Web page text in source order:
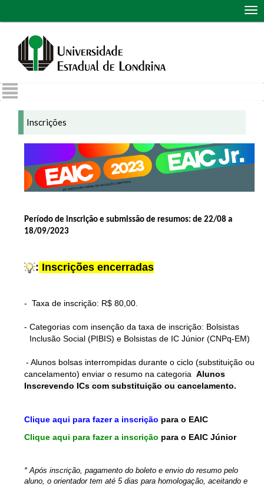
Inscrições
Período de inscrição e submissão de resumos: de 22/08 a
18/09/2023
: Inscrições encerradas
- Taxa de inscrição: R$ 80,00.
- Categorias com insenção da taxa de inscrição: Bolsistas
Inclusão Social (PIBIS) e Bolsistas de IC Júnior (CNPq-EM)
- Alunos bolsas interrompidas durante o ciclo (substituição ou
cancelamento) enviar o resumo na categoria Alunos
Inscrevendo ICs com substituição ou cancelamento.
Clique aqui para fazer a inscrição para o EAIC
Clique aqui para fazer a inscrição para o EAIC Júnior
* Após inscrição, pagamento do boleto e envio do resumo pelo
aluno, o orientador tem até 5 dias para homologação, aceitando e